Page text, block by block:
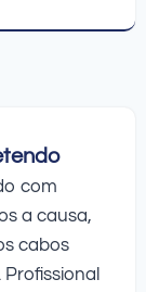
com
a causa,
cabos